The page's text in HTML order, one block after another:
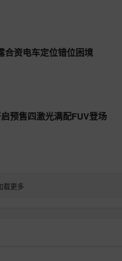
合资电车定位错位困境
预售四激光满配FUV登场
载更多